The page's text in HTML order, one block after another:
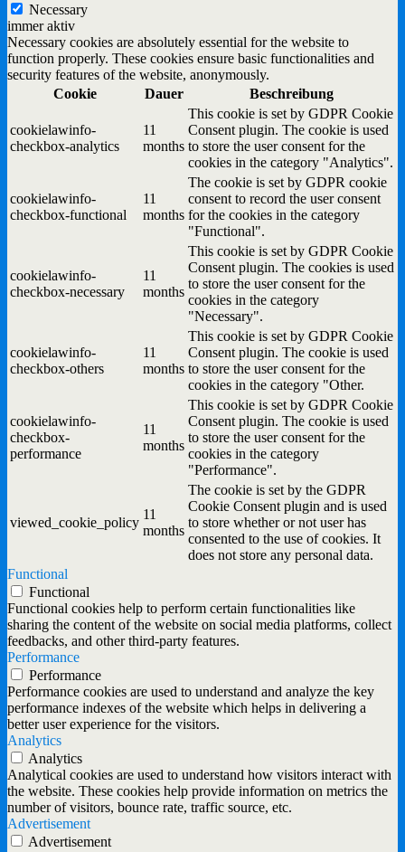
Necessary
immer aktiv
Necessary cookies are absolutely essential for the website to
function properly. These cookies ensure basic functionalities and
security features of the website, anonymously.
Cookie
Dauer Beschreibung
cookielawinfo-
checkbox-analytics
11
months
This cookie is set by GDPR Cookie
Consent plugin. The cookie is used
to store the user consent for the
cookies in the category "Analytics".
cookielawinfo-
checkbox-functional
11
months
The cookie is set by GDPR cookie
consent to record the user consent
for the cookies in the category
"Functional".
cookielawinfo-
checkbox-necessary
11
months
This cookie is set by GDPR Cookie
Consent plugin. The cookies is used
to store the user consent for the
cookies in the category
"Necessary".
cookielawinfo-
checkbox-others
11
months
This cookie is set by GDPR Cookie
Consent plugin. The cookie is used
to store the user consent for the
cookies in the category "Other.
cookielawinfo-
checkbox-
performance
11
months
This cookie is set by GDPR Cookie
Consent plugin. The cookie is used
to store the user consent for the
cookies in the category
"Performance".
viewed_cookie_policy
11
months
The cookie is set by the GDPR
Cookie Consent plugin and is used
to store whether or not user has
consented to the use of cookies. It
does not store any personal data.
Functional
Functional
Functional cookies help to perform certain functionalities like
sharing the content of the website on social media platforms, collect
feedbacks, and other third-party features.
Performance
Performance
Performance cookies are used to understand and analyze the key
performance indexes of the website which helps in delivering a
better user experience for the visitors.
Analytics
Analytics
Analytical cookies are used to understand how visitors interact with
the website. These cookies help provide information on metrics the
number of visitors, bounce rate, traffic source, etc.
Advertisement
Advertisement